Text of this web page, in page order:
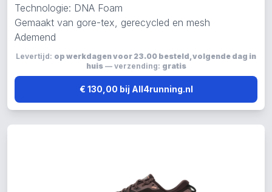
Technologie: DNA Foam
Gemaakt van gore-tex, gerecycled en mesh
Ademend
Levertijd: op werkdagen voor 23.00 besteld, volgende dag in
huis— verzending: gratis
€ 130,00 bij All4running.nl